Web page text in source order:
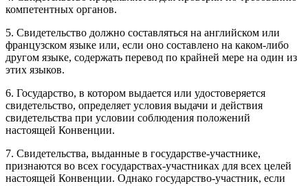
компетентных органов.
5. Свидетельство должно составляться на английском или
французском языке или, если оно составлено на каком-либо
другом языке, содержать перевод по крайней мере на один из
этих языков.
6. Государство, в котором выдается или удостоверяется
свидетельство, определяет условия выдачи и действия
свидетельства при условии соблюдения положений
настоящей Конвенции.
7. Свидетельства, выданные в государстве-участнике,
признаются во всех государствах-участниках для всех целей
настоящей Конвенции. Однако государство-участник, если